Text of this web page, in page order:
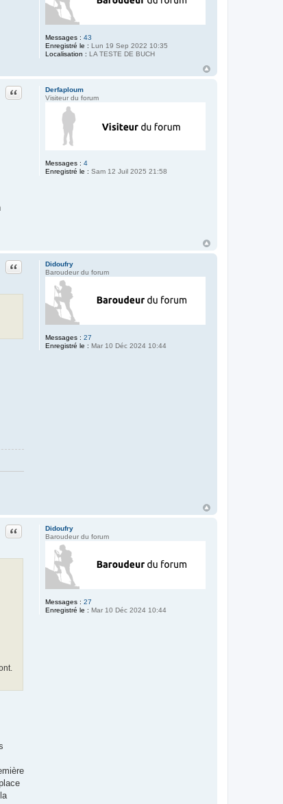
Messages : 43
Enregistré le : Lun 19 Sep 2022 10:35
Localisation : LA TESTE DE BUCH
Derfaploum
Visiteur du forum
Messages : 4
Enregistré le : Sam 12 Juil 2025 21:58
Citation
Didoufry
Baroudeur du forum
Messages : 27
Enregistré le : Mar 10 Déc 2024 10:44
Citation
Didoufry
Baroudeur du forum
Messages : 27
Enregistré le : Mar 10 Déc 2024 10:44
Citation